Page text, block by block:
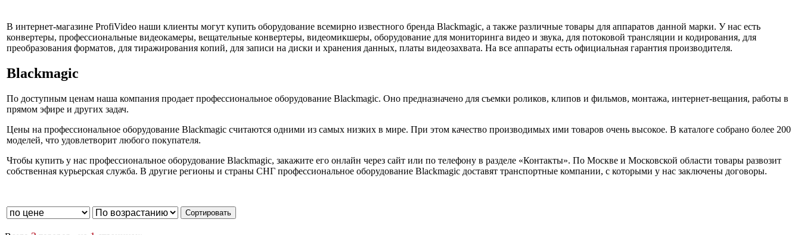
В интернет-магазине ProfiVideo наши клиенты могут купить оборудование всемирно известного бренда Blackmagic, а также различные товары для аппаратов данной марки. У нас есть
конвертеры, профессиональные видеокамеры, вещательные конвертеры, видеомикшеры, оборудование для мониторинга видео и звука, для потоковой трансляции и кодирования, для
преобразования форматов, для тиражирования копий, для записи на диски и хранения данных, платы видеозахвата. На все аппараты есть официальная гарантия производителя.
Blackmagic
По доступным ценам наша компания продает профессиональное оборудование Blackmagic. Оно предназначено для съемки роликов, клипов и фильмов, монтажа, интернет-вещания, работы в
прямом эфире и других задач.
Цены на профессиональное оборудование Blackmagic считаются одними из самых низких в мире. При этом качество производимых ими товаров очень высокое. В каталоге собрано более 200
моделей, что удовлетворит любого покупателя.
Чтобы купить у нас профессиональное оборудование Blackmagic, закажите его онлайн через сайт или по телефону в разделе «Контакты». По Москве и Московской области товары развозит
собственная курьерская служба. В другие регионы и страны СНГ профессиональное оборудование Blackmagic доставят транспортные компании, с которыми у нас заключены договоры.